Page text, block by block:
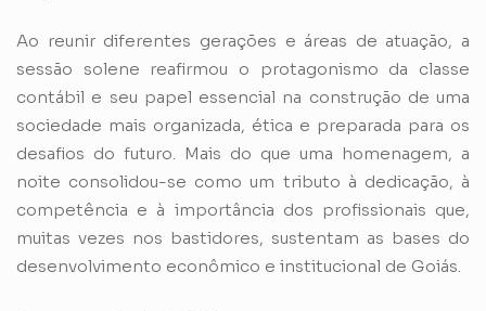
Ao reunir diferentes gerações e áreas de atuação, a
sessão solene reafirmou o protagonismo da classe
contábil e seu papel essencial na construção de uma
sociedade mais organizada, ética e preparada para os
desafios do futuro. Mais do que uma homenagem, a
noite consolidou-se como um tributo à dedicação, à
competência e à importância dos profissionais que,
muitas vezes nos bastidores, sustentam as bases do
desenvolvimento econômico e institucional de Goiás.